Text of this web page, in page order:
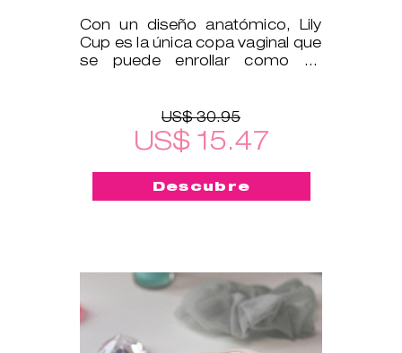
Con un diseño anatómico, Lily
Cup es la única copa vaginal que
se puede enrollar como un
US$ 30.95
US$ 15.47
Descubre